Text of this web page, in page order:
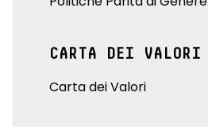
CARTA DEI VALORI
Carta dei Valori